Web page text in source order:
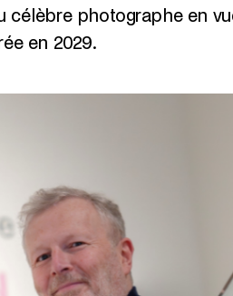
célèbre photographe en
en 2029.